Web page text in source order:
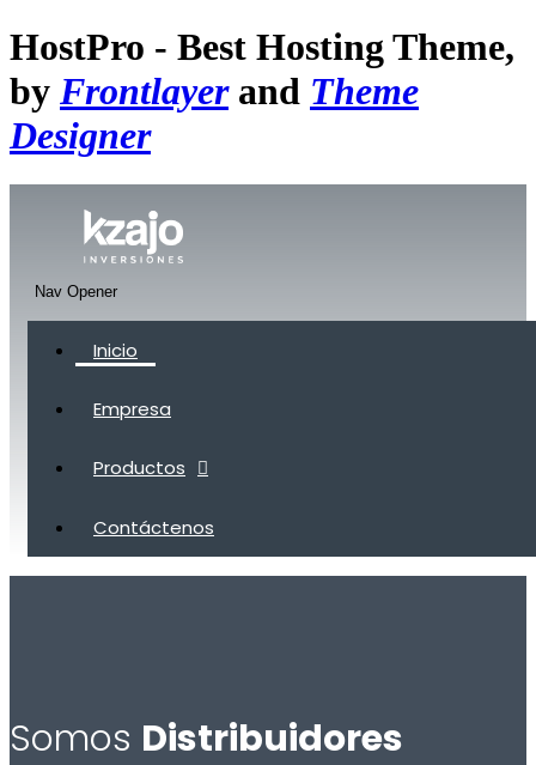
HostPro - Best Hosting Theme,
by Frontlayerand Theme
Designer
Nav Opener
Inicio
Empresa
Productos
Contáctenos
Somos Distribuidores